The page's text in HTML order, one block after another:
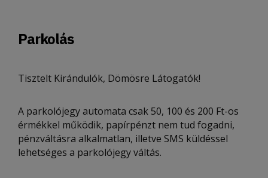
Parkolás
Tisztelt Kirándulók, Dömösre Látogatók!
A parkolójegy automata csak 50, 100 és 200 Ft-os
érmékkel működik, papírpénzt nem tud fogadni,
pénzváltásra alkalmatlan, illetve SMS küldéssel
lehetséges a parkolójegy váltás.